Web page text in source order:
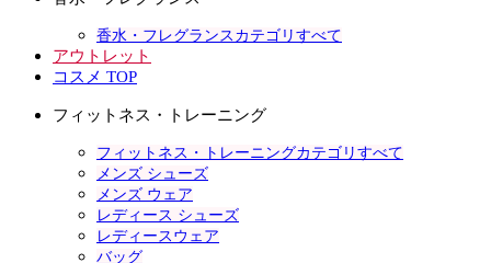
香水・フレグランスカテゴリすべて
アウトレット
コスメ TOP
フィットネス・トレーニング
フィットネス・トレーニングカテゴリすべて
メンズ シューズ
メンズ ウェア
レディース シューズ
レディースウェア
バッグ